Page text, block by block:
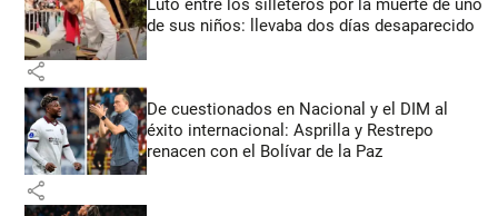
Luto entre los silleteros por la muerte de uno
de sus niños: llevaba dos días desaparecido
share
De cuestionados en Nacional y el DIM al
éxito internacional: Asprilla y Restrepo
renacen con el Bolívar de la Paz
share